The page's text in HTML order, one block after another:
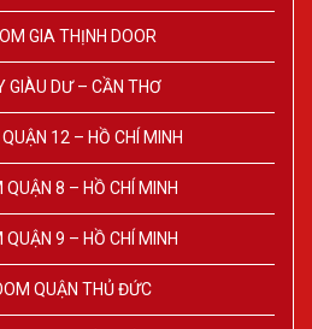
GIA THỊNH DOOR
GIÀU DƯ – CẦN THƠ
12 – HỒ CHÍ MINH
QUẬN 8 – HỒ CHÍ MINH
QUẬN 9 – HỒ CHÍ MINH
QUẬN THỦ ĐỨC